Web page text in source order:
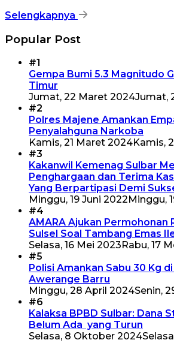
Selengkapnya
Popular Post
#1
Gempa Bumi 5.3 Magnitudo
Timur
Jumat, 22 Maret 2024Jumat,
#2
Polres Majene Amankan
Penyalahguna Narkoba
Kamis, 21 Maret 2024Kamis,
#3
Kakanwil Kemenag Sulbar
Penghargaan dan Terima
Yang Berpartipasi Demi
Minggu, 19 Juni 2022 Minggu,
#4
AMARA Ajukan Permohonan
Sulsel Soal Tambang Emas
Selasa, 16 Mei 2023 Rabu, 17
#5
Polisi Amankan Sabu 30 Kg
Awerange Barru
Minggu, 28 April 2024Senin,
#6
Kalaksa BPBD Sulbar: Dana
Belum Ada yang Turun
Selasa, 8 Oktober 2024